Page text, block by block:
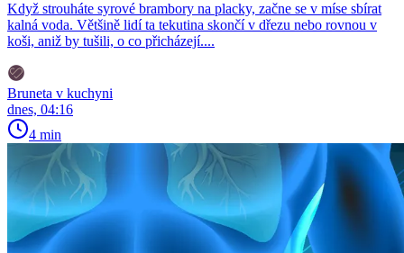
Když strouháte syrové brambory na placky, začne se v míse sbírat
kalná voda. Většině lidí ta tekutina skončí v dřezu nebo rovnou v
koši, aniž by tušili, o co přicházejí....
Bruneta v kuchyni
dnes, 04:16
4 min